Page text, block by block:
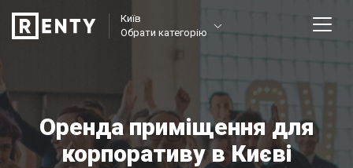
Київ
Обрати категорію
Оренда приміщення для
корпоративу в Києві